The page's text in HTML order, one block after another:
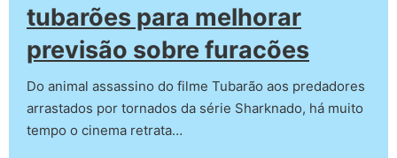
tubarões para melhorar
previsão sobre furacões
Do animal assassino do filme Tubarão aos predadores
arrastados por tornados da série Sharknado, há muito
tempo o cinema retrata…